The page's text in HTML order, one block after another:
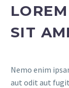
SIT
Nemo enim
aut odit aut